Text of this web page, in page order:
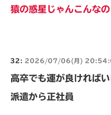
猿の惑星じゃんこんなの
32: 2026/07/06(月)
高卒でも運が良ければ
派遣から正社員